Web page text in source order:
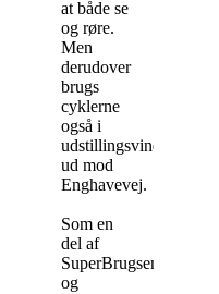
at både se
og røre.
Men
derudover
brugs
cyklerne
også i
udstillingsvinduerne
ud mod
Enghavevej.
Som en
del af
SuperBrugsens
og